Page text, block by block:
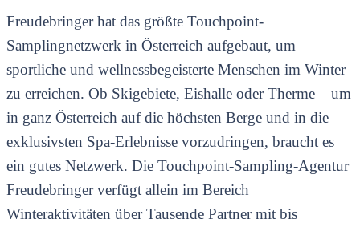
Freudebringer hat das größte Touchpoint-
Samplingnetzwerk in Österreich aufgebaut, um
sportliche und wellnessbegeisterte Menschen im Winter
zu erreichen. Ob Skigebiete, Eishalle oder Therme – um
in ganz Österreich auf die höchsten Berge und in die
exklusivsten Spa-Erlebnisse vorzudringen, braucht es
ein gutes Netzwerk. Die Touchpoint-Sampling-Agentur
Freudebringer verfügt allein im Bereich
Winteraktivitäten über Tausende Partner mit bis